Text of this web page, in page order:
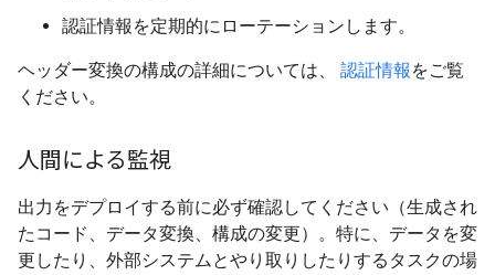
認証情報を定期的にローテーションします。
ヘッダー変換の構成の詳細については、 認証情報 をご覧
ください。
人間による監視
出力をデプロイする前に必ず確認してください（生成され
たコード、データ変換、構成の変更）。特に、データを変
更したり、外部システムとやり取りしたりするタスクの場